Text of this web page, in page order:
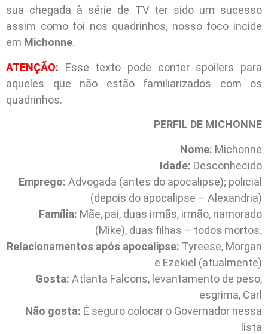
sua chegada à série de TV ter sido um sucesso
assim como foi nos quadrinhos, nosso foco incide
em Michonne.
ATENÇÃO: Esse texto pode conter spoilers para
aqueles que não estão familiarizados com os
quadrinhos.
PERFIL DE MICHONNE
Nome: Michonne
Idade: Desconhecido
Emprego: Advogada (antes do apocalipse); policial
(depois do apocalipse – Alexandria)
Família: Mãe, pai, duas irmãs, irmão, namorado
(Mike), duas filhas – todos mortos.
Relacionamentos após apocalipse: Tyreese, Morgan
e Ezekiel (atualmente)
Gosta: Atlanta Falcons, levantamento de peso,
esgrima, Carl
Não gosta: É seguro colocar o Governador nessa
lista